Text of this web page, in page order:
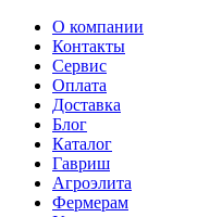
О компании
Контакты
Сервис
Оплата
Доставка
Блог
Каталог
Гавриш
Агроэлита
Фермерам